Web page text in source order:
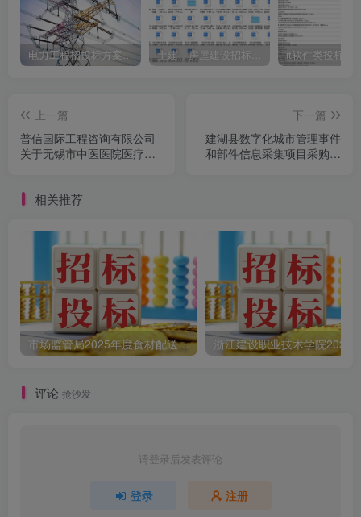
电力工程招投标方案模板 土建、房屋建设招标文件标书模板 it软件类投标书
上一篇
普信国际工程咨询有限公司
关于无锡市中医医院医疗综
下一篇
建湖县数字化城市管理事件
和部件信息采集项目采购公
相关推荐
市场监管局2025年度食材配送采购公告
评论 抢沙发
请登录后发表评论
登录 注册